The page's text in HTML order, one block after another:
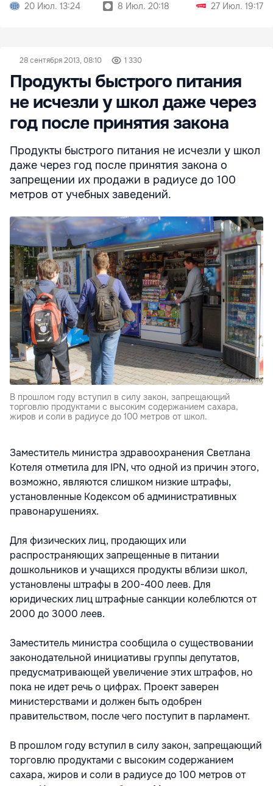
20 Июл. 13:24
8 Июл. 20:18
27 Июл. 19:17
28 сентября 2013, 08:10 1 330
Продукты быстрого питания
не исчезли у школ даже через
год после принятия закона
Продукты быстрого питания не исчезли у школ
даже через год после принятия закона о
запрещении их продажи в радиусе до 100
метров от учебных заведений.
В прошлом году вступил в силу закон, запрещающий
торговлю продуктами с высоким содержанием сахара,
жиров и соли в радиусе до 100 метров от школ.
Заместитель министра здравоохранения Светлана
Котеля отметила для IPN, что одной из причин этого,
возможно, являются слишком низкие штрафы,
установленные Кодексом об административных
правонарушениях.
Для физических лиц, продающих или
распространяющих запрещенные в питании
дошкольников и учащихся продукты вблизи школ,
установлены штрафы в 200-400 леев. Для
юридических лиц штрафные санкции колеблются от
2000 до 3000 леев.
Заместитель министра сообщила о существовании
законодательной инициативы группы депутатов,
предусматривающей увеличение этих штрафов, но
пока не идет речь о цифрах. Проект заверен
министерствами и должен быть одобрен
правительством, после чего поступит в парламент.
В прошлом году вступил в силу закон, запрещающий
торговлю продуктами с высоким содержанием
сахара, жиров и соли в радиусе до 100 метров от